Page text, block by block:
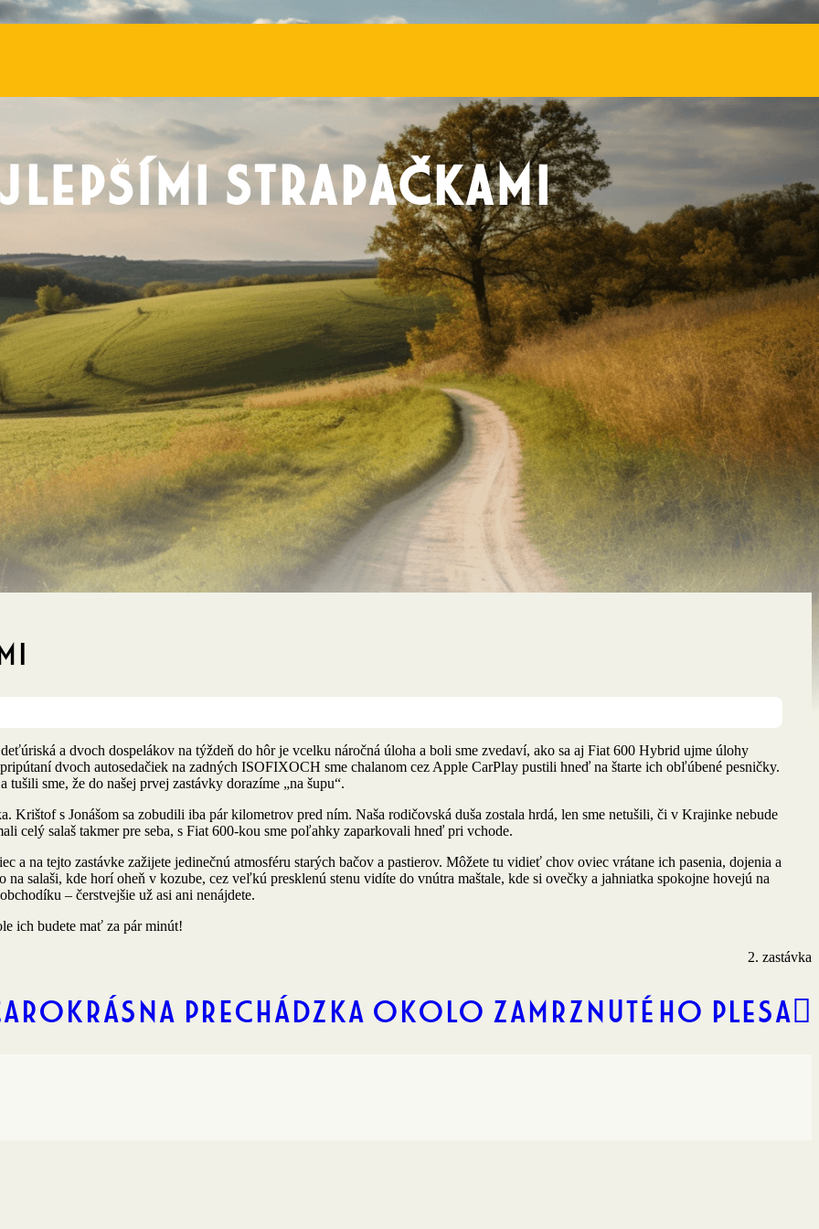
strapačkami
a dvoch dospelákov na týždeň do hôr je vcelku náročná úloha a boli sme zvedaví, ako sa aj Fiat 600 Hybrid ujme úlohy
dvoch autosedačiek na zadných ISOFIXOCH sme chalanom cez Apple CarPlay pustili hneď na štarte ich obľúbené pesničky.
tušili sme, že do našej prvej zastávky dorazíme „na šupu“.
Krištof s Jonášom sa zobudili iba pár kilometrov pred ním. Naša rodičovská duša zostala hrdá, len sme netušili, či v Krajinke nebude
celý salaš takmer pre seba, s Fiat 600-kou sme poľahky zaparkovali hneď pri vchode.
a na tejto zastávke zažijete jedinečnú atmosféru starých bačov a pastierov. Môžete tu vidieť chov oviec vrátane ich pasenia, dojenia a
salaši, kde horí oheň v kozube, cez veľkú presklenú stenu vidíte do vnútra maštale, kde si ovečky a jahniatka spokojne hovejú na
– čerstvejšie už asi ani nenájdete.
ich budete mať za pár minút!
2. zastávka
prechádzka okolo zamrznutého plesa